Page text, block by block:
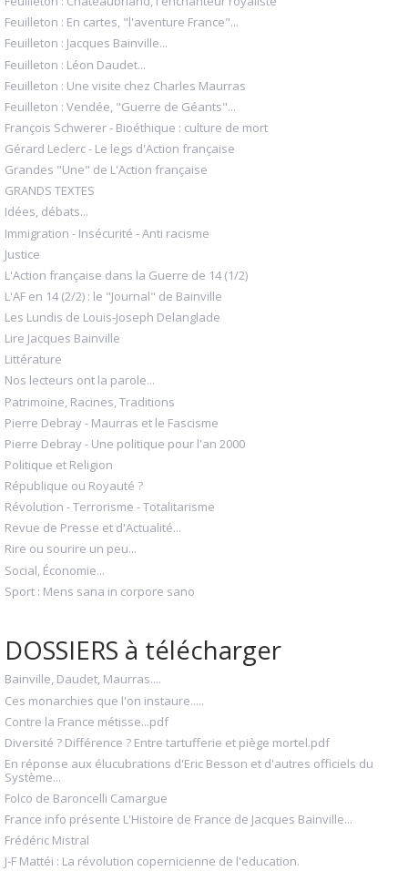
Feuilleton : En cartes, "l'aventure France"...
Feuilleton : Jacques Bainville...
Feuilleton : Léon Daudet...
Feuilleton : Une visite chez Charles Maurras
Feuilleton : Vendée, "Guerre de Géants"...
François Schwerer - Bioéthique : culture de mort
Gérard Leclerc - Le legs d'Action française
Grandes "Une" de L'Action française
GRANDS TEXTES
Idées, débats...
Immigration - Insécurité - Anti racisme
Justice
L'Action française dans la Guerre de 14 (1/2)
L'AF en 14 (2/2) : le "Journal" de Bainville
Les Lundis de Louis-Joseph Delanglade
Lire Jacques Bainville
Littérature
Nos lecteurs ont la parole...
Patrimoine, Racines, Traditions
Pierre Debray - Maurras et le Fascisme
Pierre Debray - Une politique pour l'an 2000
Politique et Religion
République ou Royauté ?
Révolution - Terrorisme - Totalitarisme
Revue de Presse et d'Actualité...
Rire ou sourire un peu...
Social, Économie...
Sport : Mens sana in corpore sano
DOSSIERS à télécharger
Bainville, Daudet, Maurras....
Ces monarchies que l'on instaure.....
Contre la France métisse...pdf
Diversité ? Différence ? Entre tartufferie et piège mortel.pdf
En réponse aux élucubrations d'Eric Besson et d'autres officiels du
Système...
Folco de Baroncelli Camargue
France info présente L'Histoire de France de Jacques Bainville...
Frédéric Mistral
J-F Mattéi : La révolution copernicienne de l'education.